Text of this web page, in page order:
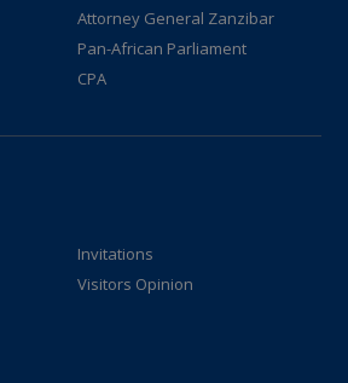
Attorney General Zanzibar
Pan-African Parliament
CPA
Invitations
Visitors Opinion